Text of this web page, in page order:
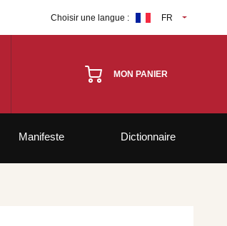
Choisir une langue : FR
MON PANIER
Manifeste Dictionnaire